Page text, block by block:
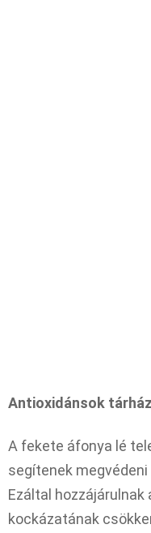
Antioxidánsok
A fekete áfonya lé
segítenek
Ezáltal
kockázatának